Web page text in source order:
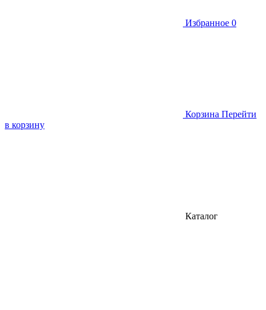
Избранное 0
Корзина Перейти
в корзину
Каталог